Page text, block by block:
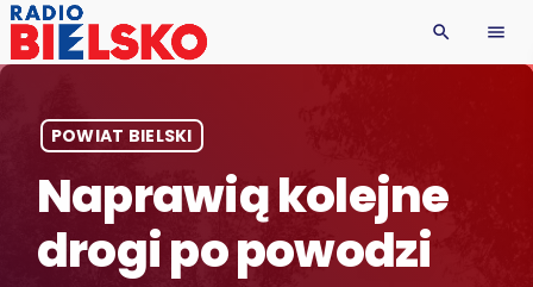
search menu
POWIAT BIELSKI
Naprawią kolejne
drogi po powodzi